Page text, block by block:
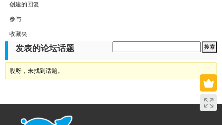
创建的回复
参与
收藏夹
发表的论坛话题
哎呀，未找到话题。